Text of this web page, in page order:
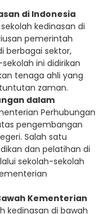
di Indonesia
kedinasan di
pemerintah
berbagai sektor,
ini didirikan
tenaga ahli yang
zaman.
dalam
Perhubungan
pengembangan
Salah satu
dan pelatihan di
sekolah-sekolah
Kementerian
kedinasan di bawah